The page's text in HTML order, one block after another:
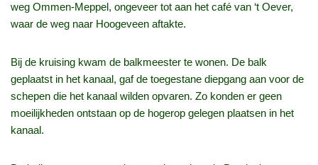
weg Ommen-Meppel, ongeveer tot aan het café van ‘t Oever,
waar de weg naar Hoogeveen aftakte.
Bij de kruising kwam de balkmeester te wonen. De balk
geplaatst in het kanaal, gaf de toegestane diepgang aan voor de
schepen die het kanaal wilden opvaren. Zo konden er geen
moeilijkheden ontstaan op de hogerop gelegen plaatsen in het
kanaal.